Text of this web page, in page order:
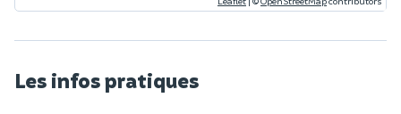
Les infos pratiques